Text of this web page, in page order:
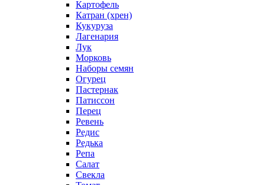
Картофель
Катран (хрен)
Кукуруза
Лагенария
Лук
Морковь
Наборы семян
Огурец
Пастернак
Патиссон
Перец
Ревень
Редис
Редька
Репа
Салат
Свекла